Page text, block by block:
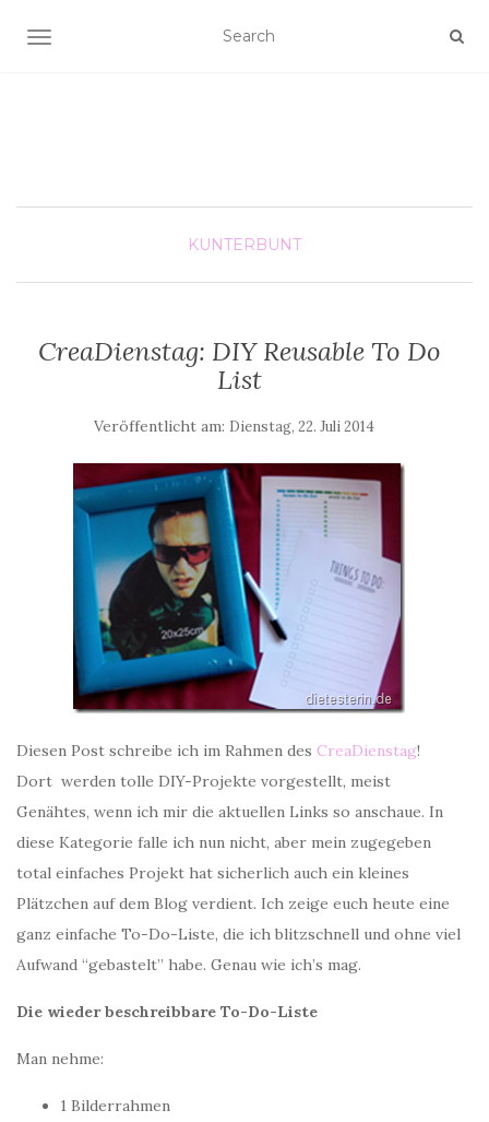
SCHALTE NAVIGATION
KUNTERBUNT
CreaDienstag: DIY Reusable To Do
List
Veröffentlicht am: Dienstag, 22. Juli 2014
Diesen Post schreibe ich im Rahmen des CreaDienstag!
Dort werden tolle DIY-Projekte vorgestellt, meist
Genähtes, wenn ich mir die aktuellen Links so anschaue. In
diese Kategorie falle ich nun nicht, aber mein zugegeben
total einfaches Projekt hat sicherlich auch ein kleines
Plätzchen auf dem Blog verdient. Ich zeige euch heute eine
ganz einfache To-Do-Liste, die ich blitzschnell und ohne viel
Aufwand “gebastelt” habe. Genau wie ich’s mag.
Die wieder beschreibbare To-Do-Liste
Man nehme:
1 Bilderrahmen